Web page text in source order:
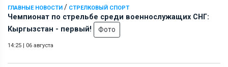
ГЛАВНЫЕ НОВОСТИ / СТРЕЛКОВЫЙ СПОРТ
Чемпионат по стрельбе среди военнослужащих СНГ:
Кыргызстан - первый!
Фото
14:25 06 августа